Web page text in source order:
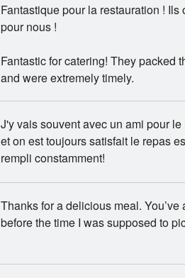
Fantastique pour la restauration !
pour nous !
Fantastic for catering! They packed
and were extremely timely.
J'y vais souvent avec un ami pour
et on est toujours satisfait le repas
rempli constamment!
Thanks for a delicious meal.
before the time I was supposed to